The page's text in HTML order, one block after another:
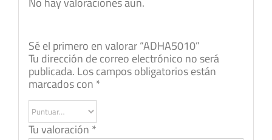
Sé el primero en valorar “ADHA5010”
Tu dirección de correo electrónico no será
publicada. Los campos obligatorios están
marcados con *
Tu valoración *